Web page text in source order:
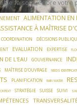
faisons éclore votre
ALIMENTATION EN
À MAÎTRISE
COORDINATION DÉCISIONS
EVALUATION EXPERTISE
DE L'EAU GOUVERNANCE
MAÎTRISE D'OUVRAGE NEEDS
PLANIFICATION RAIN WATER
STRATÉGIE SUISSE SUIVI